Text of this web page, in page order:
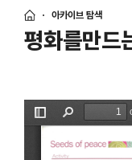
아카이브 탐색
평화를만드